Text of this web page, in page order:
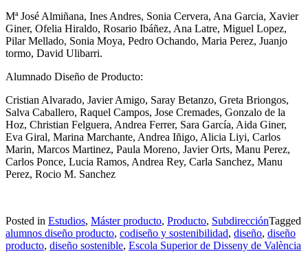
Mª José Almiñana, Ines Andres, Sonia Cervera, Ana Garcia, Xavier
Giner, Ofelia Hiraldo, Rosario Ibáñez, Ana Latre, Miguel Lopez,
Pilar Mellado, Sonia Moya, Pedro Ochando, Maria Perez, Juanjo
tormo, David Ulibarri.
Alumnado Diseño de Producto:
Cristian Alvarado, Javier Amigo, Saray Betanzo, Greta Briongos,
Salva Caballero, Raquel Campos, Jose Cremades, Gonzalo de la
Hoz, Christian Felguera, Andrea Ferrer, Sara García, Aida Giner,
Eva Giral, Marina Marchante, Andrea Iñigo, Alicia Liyi, Carlos
Marin, Marcos Martinez, Paula Moreno, Javier Orts, Manu Perez,
Carlos Ponce, Lucia Ramos, Andrea Rey, Carla Sanchez, Manu
Perez, Rocio M. Sanchez
Posted in Estudios, Máster producto, Producto, SubdirecciónTagged
alumnos diseño producto, codiseño y sostenibilidad, diseño, diseño
producto, diseño sostenible, Escola Superior de Disseny de València